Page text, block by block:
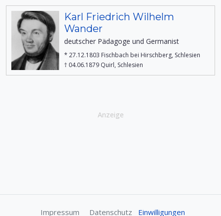
Karl Friedrich Wilhelm
Wander
deutscher Pädagoge und Germanist
* 27.12.1803 Fischbach bei Hirschberg, Schlesien
† 04.06.1879 Quirl, Schlesien
Anzeige
Impressum Datenschutz Einwilligungen